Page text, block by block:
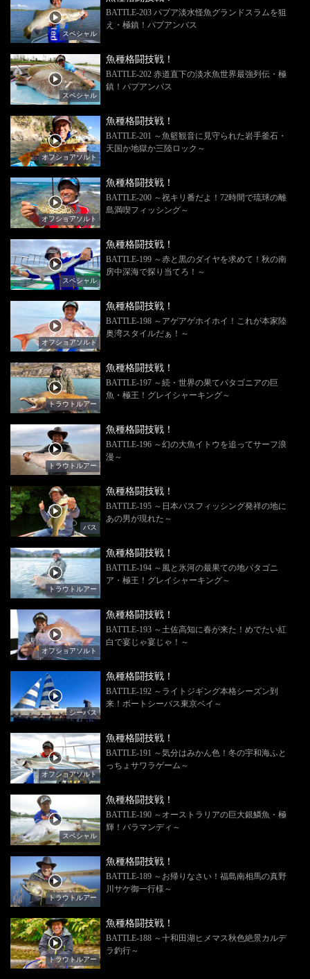
スペシャル
BATTLE-203 パプア淡水怪魚グランドスラムを狙
え・極鎮！パプアンバス
スペシャル
魚種格闘技戦！
BATTLE-202 赤道直下の淡水魚世界最強列伝・極
鎮！パプアンバス
オフショアソルト
魚種格闘技戦！
BATTLE-201 ～魚籃観音に見守られた岩手釜石・
天国か地獄か三陸ロック～
オフショアソルト
魚種格闘技戦！
BATTLE-200 ～祝キリ番だよ！72時間で琉球の離
島満喫フィッシング～
スペシャル
魚種格闘技戦！
BATTLE-199 ～赤と黒のダイヤを求めて！秋の南
房中深海で探り当てろ！～
オフショアソルト
魚種格闘技戦！
BATTLE-198 ～アゲアゲホイホイ！これが本家陸
奥湾スタイルだぁ！～
トラウトルアー
魚種格闘技戦！
BATTLE-197 ～続・世界の果てパタゴニアの巨
魚・極王！グレイシャーキング～
トラウトルアー
魚種格闘技戦！
BATTLE-196 ～幻の大魚イトウを追ってサーフ浪
漫～
バス
魚種格闘技戦！
BATTLE-195 ～日本バスフィッシング発祥の地に
あの男が現れた～
トラウトルアー
魚種格闘技戦！
BATTLE-194 ～風と氷河の最果ての地パタゴニ
ア・極王！グレイシャーキング～
オフショアソルト
魚種格闘技戦！
BATTLE-193 ～土佐高知に春が来た！めでたい紅
白で宴じゃ宴じゃ！～
シーバス
魚種格闘技戦！
BATTLE-192 ～ライトジギング本格シーズン到
来！ボートシーバス東京ベイ～
オフショアソルト
魚種格闘技戦！
BATTLE-191 ～気分はみかん色！冬の宇和海ふと
っちょサワラゲーム～
スペシャル
魚種格闘技戦！
BATTLE-190 ～オーストラリアの巨大銀鱗魚・極
輝！バラマンディ～
トラウトルアー
魚種格闘技戦！
BATTLE-189 ～お帰りなさい！福島南相馬の真野
川サケ御一行様～
トラウトルアー
魚種格闘技戦！
BATTLE-188 ～十和田湖ヒメマス秋色絶景カルデ
ラ釣行～